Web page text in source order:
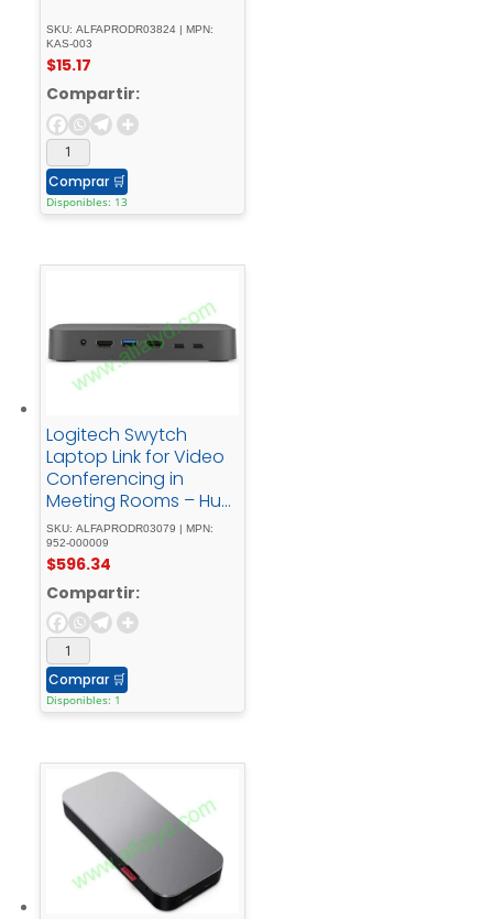
SKU: ALFAPRODR03824 | MPN:
KAS-003
$15.17
Compartir:
Comprar 🛒
Disponibles: 13
Logitech Swytch
Laptop Link for Video
Conferencing in
Meeting Rooms – Hub
– 2 x HDMI + 1 x
SuperSpeed USB + 2 x
USB-C - sobremesa
SKU: ALFAPRODR03079 | MPN:
952-000009
$596.34
Compartir:
Comprar 🛒
Disponibles: 1